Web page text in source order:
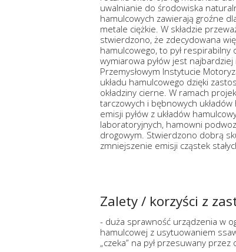
uwalnianie do środowiska
hamulcowych zawierają groźne
metale ciężkie. W składzie
stwierdzono, że zdecydowana
hamulcowego, to pył
wymiarowa pyłów jest
Przemysłowym Instytucie
układu hamulcowego dzięki
okładziny cierne. W ramach
tarczowych i bębnowych
emisji pyłów z układów
laboratoryjnych, hamowni
drogowym. Stwierdzono dobrą
zmniejszenie emisji cząstek
Zalety / korzyści z
- duża sprawność urządzenia w
hamulcowej z usytuowaniem
„czeka” na pył przesuwany